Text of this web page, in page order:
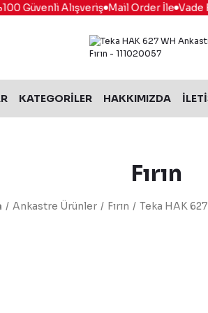
Güvenli Alışveriş Mail Order İle Vade
KATEGORİLER HAKKIMIZDA
Fırın
Ankastre Ürünler Fırın Teka HAK